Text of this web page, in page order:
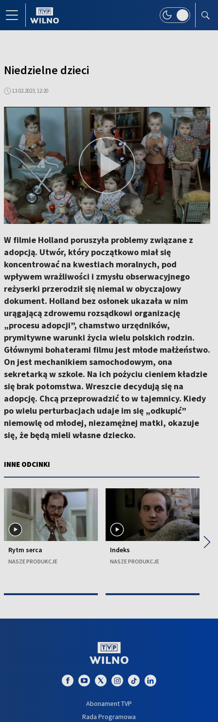
Niedzielne dzieci
13.02.2023, 12:20
W filmie Holland poruszyła problemy związane z
adopcją. Utwór, który początkowo miał się
koncentrować na kwestiach moralnych, pod
wpływem wrażliwości i zmysłu obserwacyjnego
reżyserki przerodził się niemal w obyczajowy
dokument. Holland bez osłonek ukazała w nim
urągającą zdrowemu rozsądkowi organizację
„procesu adopcji”, chamstwo urzędników,
prymitywne warunki życia wielu polskich rodzin.
Głównymi bohaterami filmu jest młode małżeństwo.
On jest mechanikiem samochodowym, ona
sekretarką w szkole. Na ich pożyciu cieniem kładzie
się brak potomstwa. Wreszcie decydują się na
adopcję. Chcą przeprowadzić to w tajemnicy. Kiedy
po wielu perturbacjach udaje im się „odkupić”
niemowlę od młodej, niezamężnej matki, okazuje
się, że będą mieli własne dziecko.
INNE ODCINKI
Rytm serca
NASZE PRODUKCJE
Indeks
NASZE PRODUKCJE
▶
Abonament TVP
Rada Programowa